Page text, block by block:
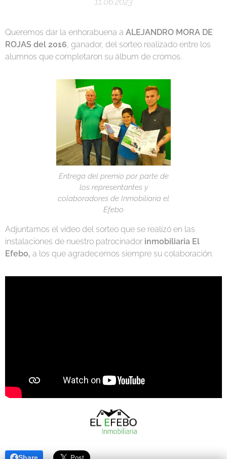
Queremos dar la enhorabuena a ALEJANDRO MORA DE
ROJAS del 2016, ganador, del sorteo realizado entre los
alumnos que completaron su álbum de cromos.
Entrega del premio por parte de
los representantes y
colaboradores de Inmobiliaria el
Efebo
Adjuntamos el video del sorteo que se realizó en las
instalaciones de nuestro patrocinador inmobiliaria El
Efebo, a los que agradecemos siempre su colaboración.
Share